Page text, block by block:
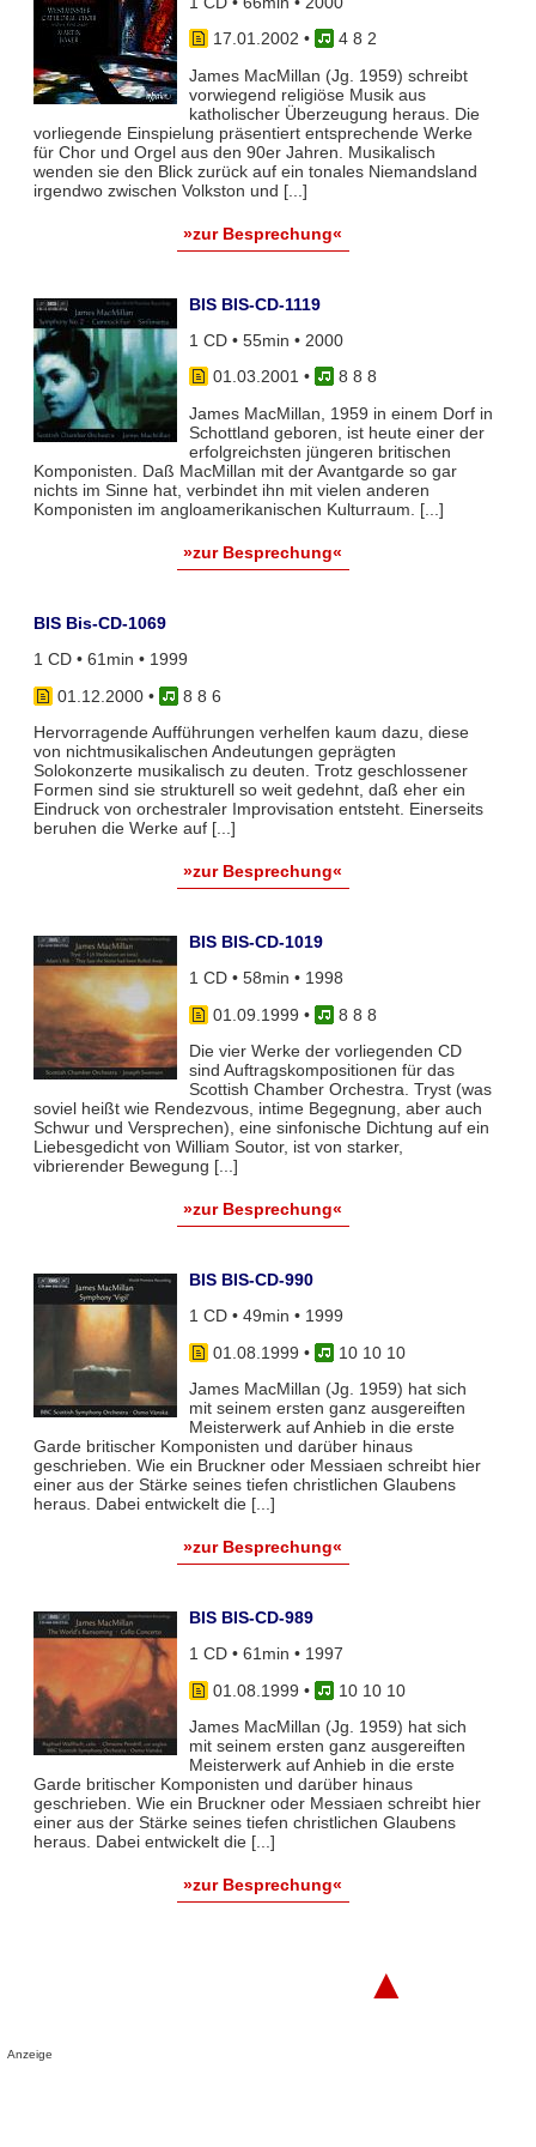
17.01.2002 •
4 8 2
James MacMillan (Jg. 1959) schreibt
vorwiegend religiöse Musik aus
katholischer Überzeugung heraus. Die
vorliegende Einspielung präsentiert entsprechende Werke
für Chor und Orgel aus den 90er Jahren. Musikalisch
wenden sie den Blick zurück auf ein tonales Niemandsland
irgendwo zwischen Volkston und [...]
»zur Besprechung«
BIS BIS-CD-1119
1 CD • 55min • 2000
01.03.2001 •
8 8 8
James MacMillan, 1959 in einem Dorf in
Schottland geboren, ist heute einer der
erfolgreichsten jüngeren britischen
Komponisten. Daß MacMillan mit der Avantgarde so gar
nichts im Sinne hat, verbindet ihn mit vielen anderen
Komponisten im angloamerikanischen Kulturraum. [...]
»zur Besprechung«
BIS Bis-CD-1069
1 CD • 61min • 1999
01.12.2000•
8 8 6
Hervorragende Aufführungen verhelfen kaum dazu, diese
von nichtmusikalischen Andeutungen geprägten
Solokonzerte musikalisch zu deuten. Trotz geschlossener
Formen sind sie strukturell so weit gedehnt, daß eher ein
Eindruck von orchestraler Improvisation entsteht. Einerseits
beruhen die Werke auf [...]
»zur Besprechung«
BIS BIS-CD-1019
1 CD • 58min • 1998
01.09.1999 •
8 8 8
Die vier Werke der vorliegenden CD
sind Auftragskompositionen für das
Scottish Chamber Orchestra. Tryst (was
soviel heißt wie Rendezvous, intime Begegnung, aber auch
Schwur und Versprechen), eine sinfonische Dichtung auf ein
Liebesgedicht von William Soutor, ist von starker,
vibrierender Bewegung [...]
»zur Besprechung«
BIS BIS-CD-990
1 CD • 49min • 1999
01.08.1999 •
10 10 10
James MacMillan (Jg. 1959) hat sich
mit seinem ersten ganz ausgereiften
Meisterwerk auf Anhieb in die erste
Garde britischer Komponisten und darüber hinaus
geschrieben. Wie ein Bruckner oder Messiaen schreibt hier
einer aus der Stärke seines tiefen christlichen Glaubens
heraus. Dabei entwickelt die [...]
»zur Besprechung«
BIS BIS-CD-989
1 CD • 61min • 1997
01.08.1999 •
10 10 10
James MacMillan (Jg. 1959) hat sich
mit seinem ersten ganz ausgereiften
Meisterwerk auf Anhieb in die erste
Garde britischer Komponisten und darüber hinaus
geschrieben. Wie ein Bruckner oder Messiaen schreibt hier
einer aus der Stärke seines tiefen christlichen Glaubens
heraus. Dabei entwickelt die [...]
»zur Besprechung«
▲
Anzeige